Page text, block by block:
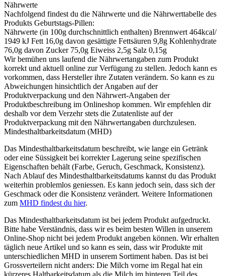
Nährwerte
Nachfolgend findest du die Nährwerte und die Nährwerttabelle des
Produkts Geburtstags-Pillen:
Nährwerte (in 100g durchschnittlich enthalten) Brennwert 464kcal/
1949 kJ Fett 16,0g davon gesättigte Fettsäuren 9,8g Kohlenhydrate
76,0g davon Zucker 75,0g Eiweiss 2,5g Salz 0,15g
Wir bemühen uns laufend die Nährwertangaben zum Produkt
korrekt und aktuell online zur Verfügung zu stellen. Jedoch kann es
vorkommen, dass Hersteller ihre Zutaten verändern. So kann es zu
Abweichungen hinsichtlich der Angaben auf der
Produktverpackung und den Nährwert-Angaben der
Produktbeschreibung im Onlineshop kommen. Wir empfehlen dir
deshalb vor dem Verzehr stets die Zutatenliste auf der
Produktverpackung mit den Nährwertangaben durchzulesen.
Mindesthaltbarkeitsdatum (MHD)
Das Mindesthaltbarkeitsdatum beschreibt, wie lange ein Getränk
oder eine Süssigkeit bei korrekter Lagerung seine spezifischen
Eigenschaften behält (Farbe, Geruch, Geschmack, Konsistenz).
Nach Ablauf des Mindesthaltbarkeitsdatums kannst du das Produkt
weiterhin problemlos geniessen. Es kann jedoch sein, dass sich der
Geschmack oder die Konsistenz verändert. Weitere Informationen
zum MHD findest du hier.
Das Mindesthaltbarkeitsdatum ist bei jedem Produkt aufgedruckt.
Bitte habe Verständnis, dass wir es beim besten Willen in unserem
Online-Shop nicht bei jedem Produkt angeben können. Wir erhalten
täglich neue Artikel und so kann es sein, dass wir Produkte mit
unterschiedlichen MHD in unserem Sortiment haben. Das ist bei
Grossverteilern nicht anders: Die Milch vorne im Regal hat ein